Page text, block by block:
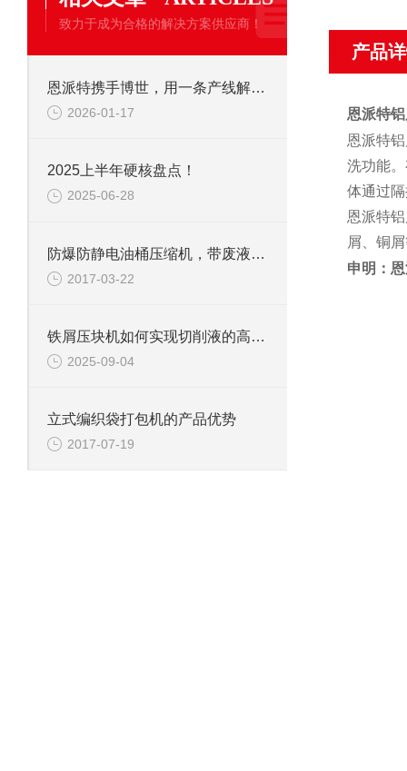
致力于成为合格的解决方案供应商！
恩派特携手博世，用一条产线解决环保+成本两大难题！
2026-01-17
2025上半年硬核盘点！
2025-06-28
防爆防静电油桶压缩机，带废液收集系统
2017-03-22
铁屑压块机如何实现切削液的高效回收？
2025-09-04
立式编织袋打包机的产品优势
2017-07-19
产品
恩派特
恩派特
洗功能
体通过
恩派特
屑、铜
申明：